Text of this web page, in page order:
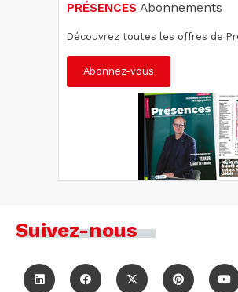
PRÉSENCES Abonnements
Découvrez toutes les offres de
Abonnez-vous
Suivez-nous